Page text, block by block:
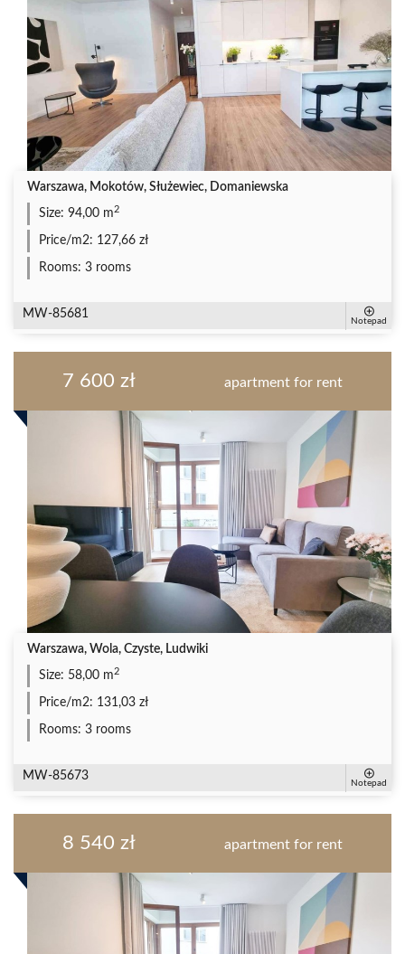
Warszawa, Mokotów, Służewiec, Domaniewska
Size: 94,00 m2
Price/m2: 127,66 zł
Rooms: 3 rooms
MW-85681
Notepad
7 600 zł apartment for rent
Warszawa, Wola, Czyste, Ludwiki
Size: 58,00 m 2
Price/m2: 131,03 zł
Rooms: 3 rooms
MW-85673
Notepad
8 540 zł apartment for rent